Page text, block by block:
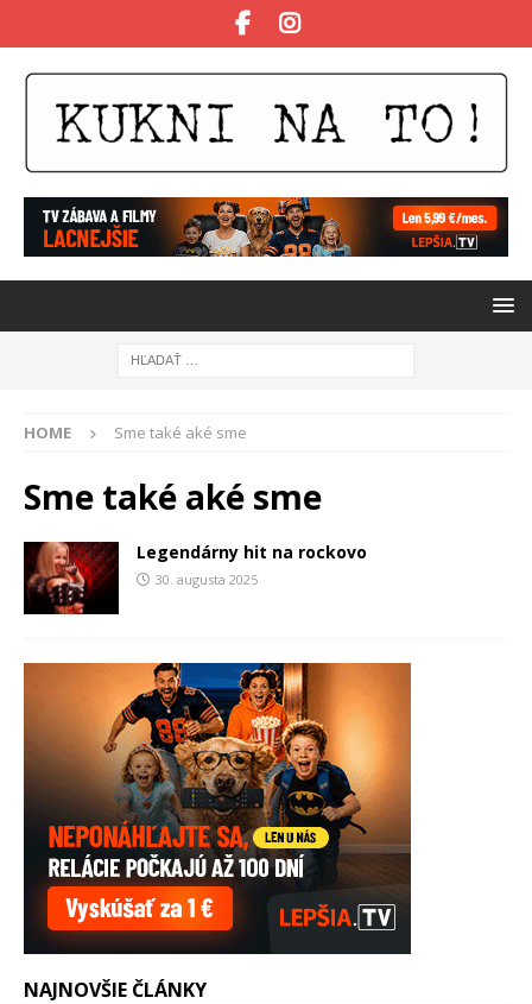
HOME Sme také aké sme
Sme také aké sme
Legendárny hit na rockovo
30. augusta 2025
NAJNOVŠIE ČLÁNKY